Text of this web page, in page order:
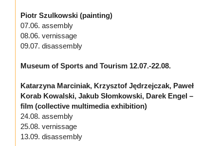
Piotr Szulkowski (painting)
07.06. assembly
08.06. vernissage
09.07. disassembly
Museum of Sports and Tourism 12.07.-22.08.
Katarzyna Marciniak, Krzysztof Jędrzejczak, Paweł
Korab Kowalski, Jakub Słomkowski, Darek Engel –
film (collective multimedia exhibition)
24.08. assembly
25.08. vernissage
13.09. disassembly